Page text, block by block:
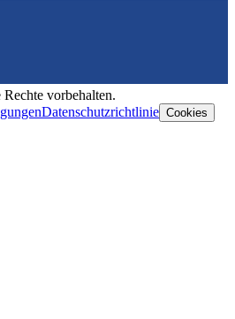
vorbehalten.
Datenschutzrichtlinie Cookies